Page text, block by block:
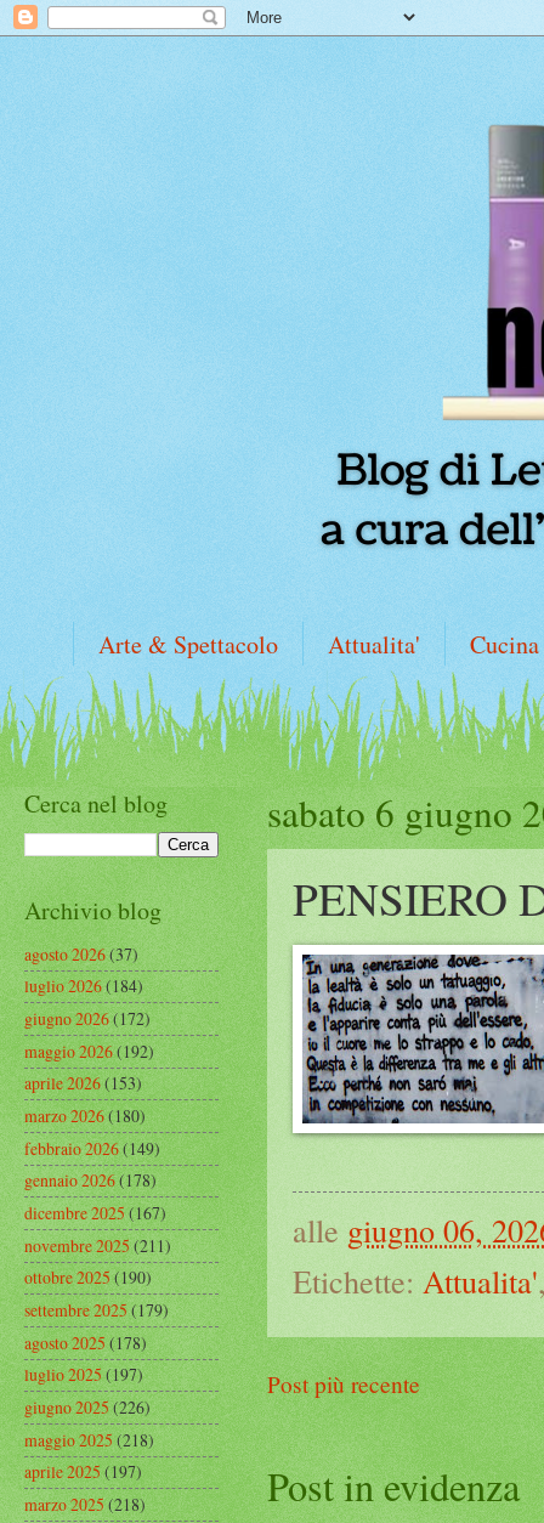
Arte & Spettacolo Attualita' Cucina
sabato 6 giugno
PENSIERO
alle giugno 06,
Etichette: Attualita'
Post più recente
Post in evidenza
Cerca nel blog
Archivio blog
agosto 2026(37)
luglio 2026(184)
giugno 2026(172)
maggio 2026(192)
aprile 2026(153)
marzo 2026(180)
febbraio 2026(149)
gennaio 2026(178)
dicembre 2025(167)
novembre 2025(211)
ottobre 2025(190)
settembre 2025(179)
agosto 2025(178)
luglio 2025(197)
giugno 2025(226)
maggio 2025(218)
aprile 2025(197)
marzo 2025(218)